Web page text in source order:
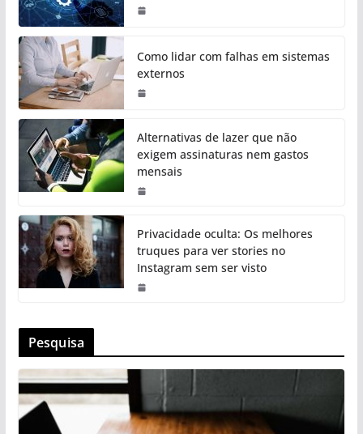
Como lidar com falhas em sistemas
externos
Alternativas de lazer que não
exigem assinaturas nem gastos
mensais
Privacidade oculta: Os melhores
truques para ver stories no
Instagram sem ser visto
Pesquisa